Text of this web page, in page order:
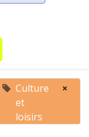
Culture
et
loisirs
×